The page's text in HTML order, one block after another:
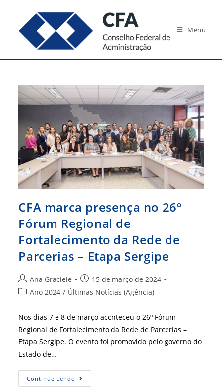
conteúdo
Menu
CFA marca presença no 26º
Fórum Regional de
Fortalecimento da Rede de
Parcerias – Etapa Sergipe
Autor
do
Ana Graciele
Post
publicado:
15 de março de 2024
Categoria
post:
Ano 2024 / Últimas Notícias (Agência)
Nos dias 7 e 8 de março aconteceu o 26º Fórum
Regional de Fortalecimento da Rede de Parcerias –
Etapa Sergipe. O evento foi promovido pelo governo do
Estado de…
Continue Lendo CFA
Marca